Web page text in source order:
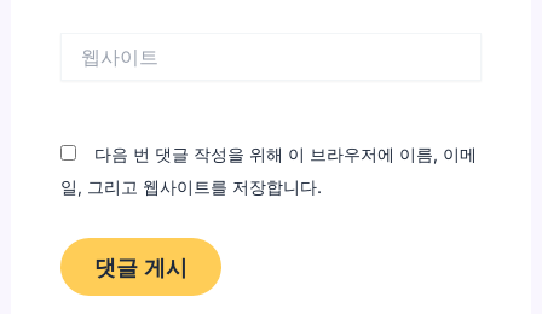
다음 번 댓글 작성을 위해 이 브라우저에 이름, 이메
일, 그리고 웹사이트를 저장합니다.